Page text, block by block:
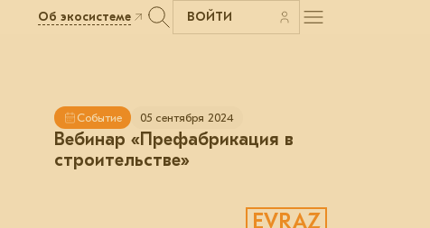
Об экосистеме ВОЙТИ
EVRAZ
Событие 05 сентября 2024
Вебинар «Префабрикация в
строительстве»